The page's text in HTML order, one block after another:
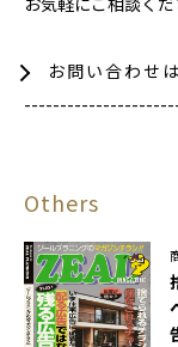
お問い合わせ
Others